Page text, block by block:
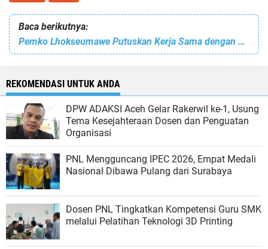
Baca berikutnya:
Pemko Lhokseumawe Putuskan Kerja Sama dengan PT. Rumah Sakit Arun Lhokseumawe
REKOMENDASI UNTUK ANDA
DPW ADAKSI Aceh Gelar Rakerwil ke-1, Usung
Tema Kesejahteraan Dosen dan Penguatan
Organisasi
PNL Mengguncang IPEC 2026, Empat Medali
Nasional Dibawa Pulang dari Surabaya
Dosen PNL Tingkatkan Kompetensi Guru SMK
melalui Pelatihan Teknologi 3D Printing